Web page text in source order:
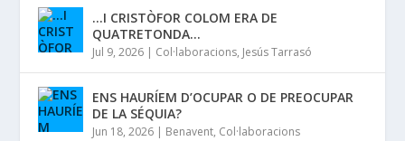
…I CRISTÒFOR COLOM ERA DE
QUATRETONDA…
Jul 9, 2026 | Col·laboracions, Jesús Tarrasó
ENS HAURÍEM D’OCUPAR O DE PREOCUPAR
DE LA SÉQUIA?
Jun 18, 2026 | Benavent, Col·laboracions